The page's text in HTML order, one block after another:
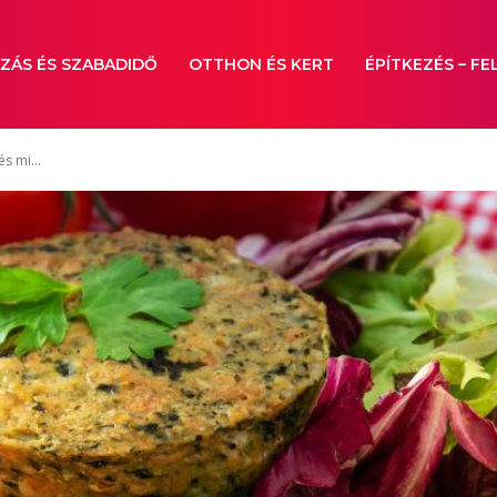
ÉS SZABADIDŐ OTTHON ÉS KERT ÉPÍTKEZÉS –
mi...